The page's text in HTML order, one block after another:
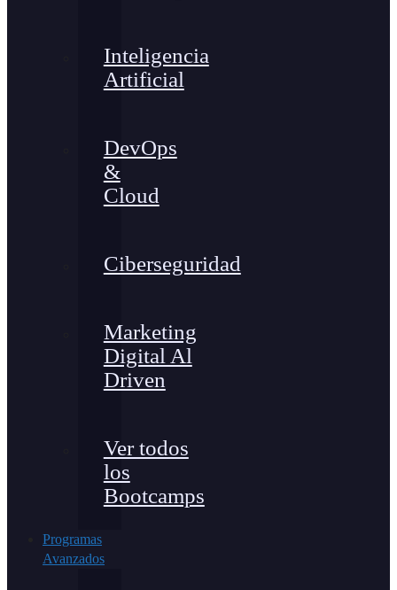
Inteligencia
Artificial
DevOps
&
Cloud
Ciberseguridad
Marketing
Digital Al
Driven
Ver todos
los
Bootcamps
Programas
Avanzados